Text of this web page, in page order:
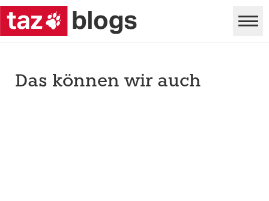
Das können wir auch